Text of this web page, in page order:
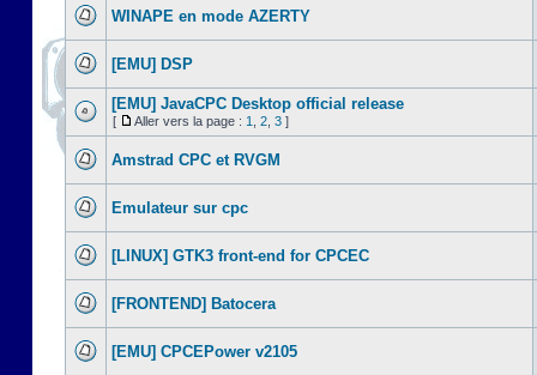
WINAPE en mode AZERTY
[EMU] DSP
[EMU] JavaCPC Desktop official release
[ Aller vers la page : 1 2 3 ]
Amstrad CPC et RVGM
Emulateur sur cpc
[LINUX] GTK3 front-end for CPCEC
[FRONTEND] Batocera
[EMU] CPCEPower v2105